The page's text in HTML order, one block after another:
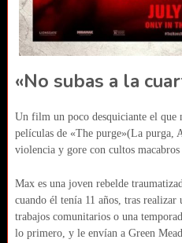
«No subas a la
Un film un poco desquiciante el que
películas de «The purge»(La purga,
violencia y gore con cultos macabros
Max es una joven rebelde
cuando él tenía 11 años, tras realizar
trabajos comunitarios o una
lo primero, y le envían a Green